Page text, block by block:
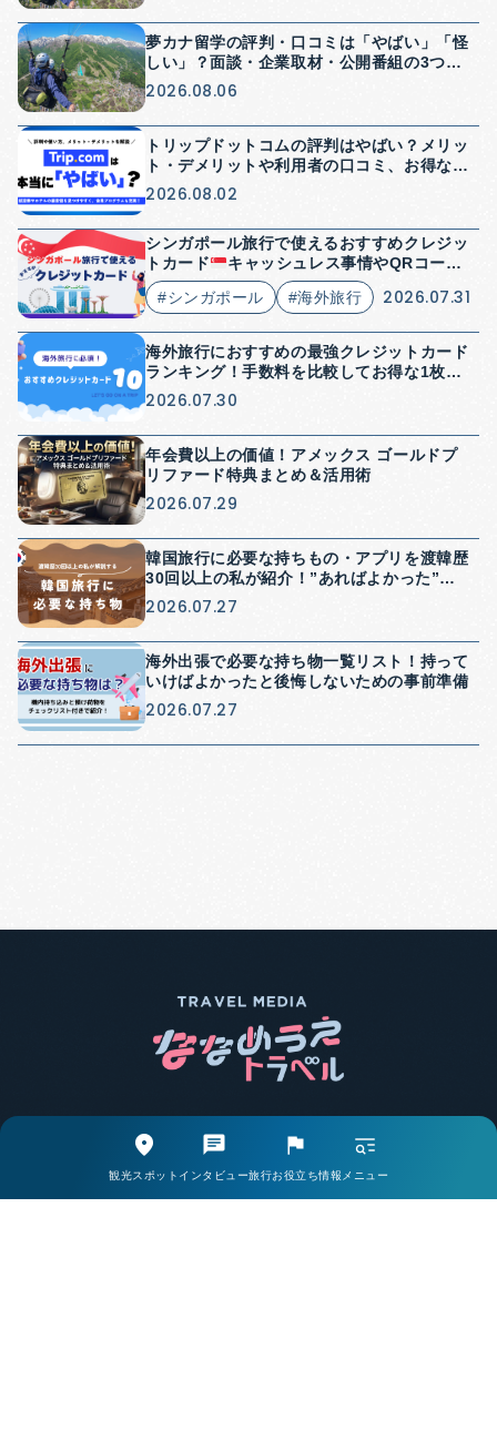
夢カナ留学の評判・口コミは「やばい」「怪
しい」？面談・企業取材・公開番組の3つか
ら検証【2026年】
2026.08.06
トリップドットコムの評判はやばい？メリッ
ト・デメリットや利用者の口コミ、お得な使
い方を解説
2026.08.02
シンガポール旅行で使えるおすすめクレジッ
トカード
キャッシュレス事情やQRコード
決済についても解説
#シンガポール
#海外旅行 2026.07.31
海外旅行におすすめの最強クレジットカード
ランキング！手数料を比較してお得な1枚を
紹介
2026.07.30
年会費以上の価値！アメックス ゴールドプ
リファード特典まとめ＆活用術
2026.07.29
韓国旅行に必要な持ちもの・アプリを渡韓歴
30回以上の私が紹介！”あればよかった”を
防げる持ち物紹介
2026.07.27
海外出張で必要な持ち物一覧リスト！持って
いけばよかったと後悔しないための事前準備
2026.07.27
観光スポット インタビュー旅行お役立ち情報 メニュー
エリア別で探す
観光スポットから探す
取材・インタビューから探す